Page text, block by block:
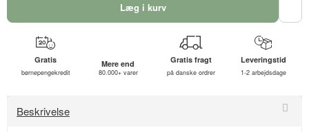
Læg i kurv
Gratis
børnepengekredit
Mere end
80.000+ varer
Gratis fragt
på danske ordrer
Leveringstid
1-2 arbejdsdage
Beskrivelse